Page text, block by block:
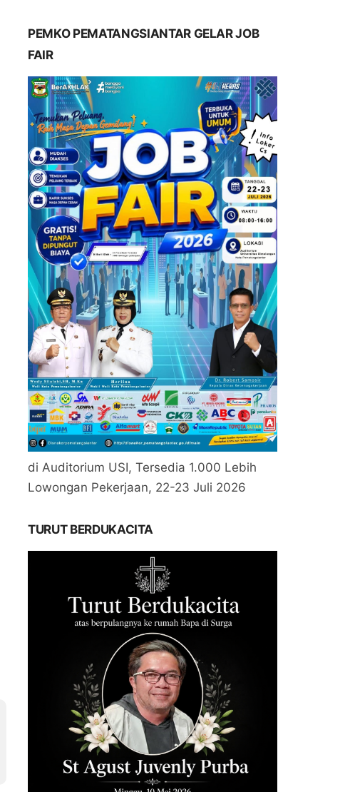
PEMKO PEMATANGSIANTAR GELAR JOB
FAIR
di Auditorium USI, Tersedia 1.000 Lebih
Lowongan Pekerjaan, 22-23 Juli 2026
TURUT BERDUKACITA